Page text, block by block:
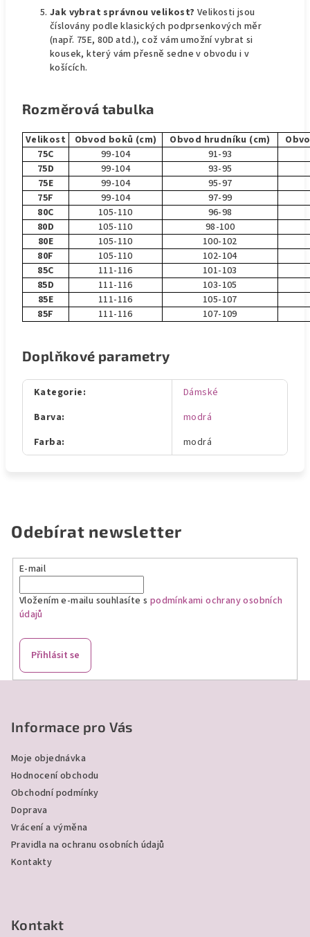
Jak vybrat správnou velikost? Velikosti jsou
číslovány podle klasických podprsenkových měr
(např. 75E, 80D atd.), což vám umožní vybrat si
kousek, který vám přesně sedne v obvodu i v
košících.
Rozměrová tabulka
Velikost Obvod boků (cm) Obvod hrudníku (cm)
75C
99-104
91-93
75D
99-104
93-95
75E
99-104
95-97
75F
99-104
97-99
80C
105-110
96-98
80D
105-110
98-100
80E
105-110
100-102
80F
105-110
102-104
85C
111-116
101-103
85D
111-116
103-105
85E
111-116
105-107
85F
111-116 107-109
Doplňkové parametry
Kategorie:
Dámské
Barva:
modrá
Farba: modrá
Odebírat newsletter
E-mail
Vložením e-mailu souhlasíte s podmínkami ochrany osobních
údajů
Přihlásit se
Informace pro Vás
Moje objednávka
Hodnocení obchodu
Obchodní podmínky
Doprava
Vrácení a výměna
Pravidla na ochranu osobních údajů
Kontakty
Kontakt